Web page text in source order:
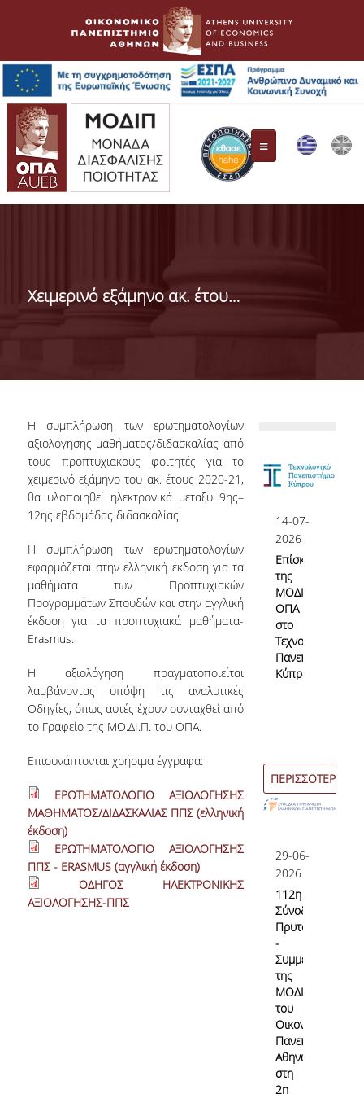
ΜΟ.ΔΙ.Π.
Όργανα Διασφάλισης Ποιότητας
Αρμοδιότητες Υπηρεσίας
Γνώρισε την ΜΟΔΙΠ
Νομικό Πλαίσιο
ΕΣΠΑ 2020-23
ΕΣΠΑ 2007-13
Πολιτική Διασφάλισης Ποιότητας
Εσωτερικό Σύστημα Διασφάλισης Ποιότητας
Σκοπός & Πεδίο Εφαρμογής του ΕΣΔΠ
Δομή του ΕΣΔΠ
Εγχειρίδιο Ποιότητας
Στοχοθεσία Ποιότητας
Χειμερινό εξάμηνο ακ. έτους 2020-21
H συμπλήρωση των ερωτηματολογίων
αξιολόγησης μαθήματος/διδασκαλίας από
τους προπτυχιακούς φοιτητές για το
χειμερινό εξάμηνο του ακ. έτους 2020-21,
θα υλοποιηθεί ηλεκτρονικά μεταξύ 9ης–
12ης εβδομάδας διδασκαλίας.
Η συμπλήρωση των ερωτηματολογίων
εφαρμόζεται στην ελληνική έκδοση για τα
μαθήματα των Προπτυχιακών
Προγραμμάτων Σπουδών και στην αγγλική
έκδοση για τα προπτυχιακά μαθήματα-
Erasmus.
Η αξιολόγηση πραγματοποιείται
λαμβάνοντας υπόψη τις αναλυτικές
Οδηγίες, όπως αυτές έχουν συνταχθεί από
το Γραφείο της ΜΟ.ΔΙ.Π. του ΟΠΑ.
Επισυνάπτονται χρήσιμα έγγραφα:
ΕΡΩΤΗΜΑΤΟΛΟΓΙΟ ΑΞΙΟΛΟΓΗΣΗΣ
ΜΑΘΗΜΑΤΟΣ/ΔΙΔΑΣΚΑΛΙΑΣ ΠΠΣ (ελληνική
έκδοση)
ΕΡΩΤΗΜΑΤΟΛΟΓΙΟ ΑΞΙΟΛΟΓΗΣΗΣ
ΠΠΣ - ERASMUS (αγγλική έκδοση)
ΟΔΗΓΟΣ ΗΛΕΚΤΡΟΝΙΚΗΣ
ΑΞΙΟΛΟΓΗΣΗΣ-ΠΠΣ
14-07-
2026
Επίσκεψη
της
ΜΟΔΙΠ
ΟΠΑ
στο
Τεχνολογικό
Πανεπιστήμιο
Κύπρου
ΠΕΡΙΣΣΟΤΕΡΑ
29-06-
2026
112η
Σύνοδο
Πρυτάνεων
-
Συμμετοχή
της
ΜΟΔΙΠ
του
Οικονομικού
Πανεπιστημίου
Αθηνών
στη
2η